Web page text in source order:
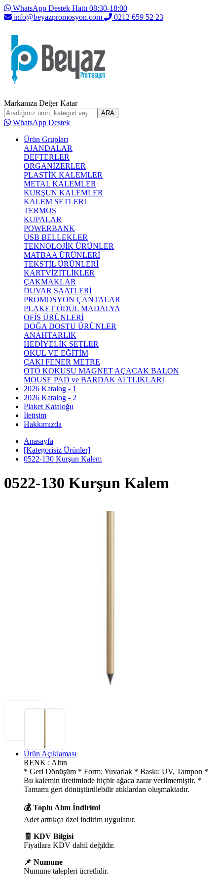
WhatsApp Destek Hattı 08:30-18:00
info@beyazpromosyon.com
0212 659 52 23
Markanıza Değer Katar
ARA
WhatsApp Destek
Ürün Grupları
AJANDALAR
DEFTERLER
ORGANİZERLER
PLASTİK KALEMLER
METAL KALEMLER
KURŞUN KALEMLER
KALEM SETLERİ
TERMOS
KUPALAR
POWERBANK
USB BELLEKLER
TEKNOLOJİK ÜRÜNLER
MATBAA ÜRÜNLERİ
TEKSTİL ÜRÜNLERİ
KARTVİZİTLİKLER
ÇAKMAKLAR
DUVAR SAATLERİ
PROMOSYON ÇANTALAR
PLAKET ÖDÜL MADALYA
OFİS ÜRÜNLERİ
DOĞA DOSTU ÜRÜNLER
ANAHTARLIK
HEDİYELİK SETLER
OKUL VE EĞİTİM
ÇAKI FENER METRE
OTO KOKUSU MAGNET AÇACAK BALON
MOUSE PAD ve BARDAK ALTLIKLARI
2026 Katalog - 1
2026 Katalog - 2
Plaket Kataloğu
İletişim
Hakkımızda
Anasayfa
[Kategorisiz Ürünler]
0522-130 Kurşun Kalem
0522-130 Kurşun Kalem
Ürün Açıklaması
RENK : Altın
* Geri Dönüşüm * Form: Yuvarlak * Baskı: UV, Tampon *
Bu kalemin üretiminde hiçbir ağaca zarar verilmemiştir. *
Tamamı geri dönüştürülebilir atıklardan oluşmaktadır.
💰 Toplu Alım İndirimi
Adet arttıkça özel indirim uygulanır.
🧾 KDV Bilgisi
Fiyatlara KDV dahil değildir.
📌 Numune
Numune talepleri ücretlidir.